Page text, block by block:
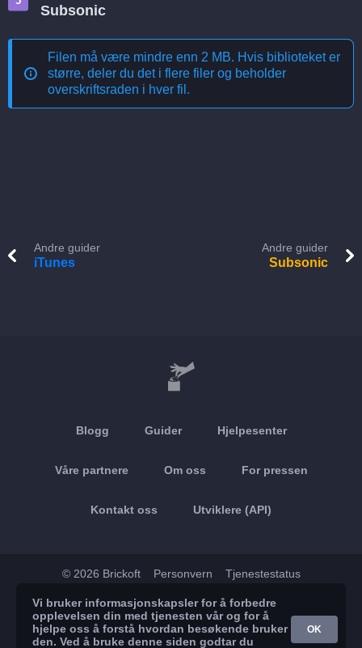
Subsonic
Filen må være mindre enn 2 MB. Hvis biblioteket er
større, deler du det i flere filer og beholder
overskriftsraden i hver fil.
Andre guider
iTunes
Andre guider
Subsonic
Blogg Guider Hjelpesenter
Våre partnere Om oss For pressen
Kontakt oss Utviklere (API)
© 2026 Brickoft Personvern Tjenestestatus
App Store Google Play
Vi bruker informasjonskapsler for å forbedre
opplevelsen din med tjenesten vår og for å
hjelpe oss å forstå hvordan besøkende bruker
den. Ved å bruke denne siden godtar du
OK